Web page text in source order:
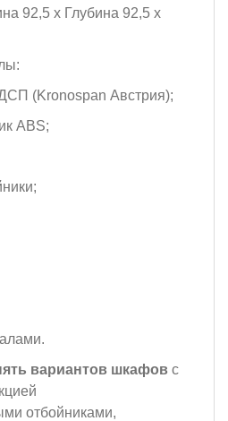
92,5 х Глубина 92,5 х
(Kronospan Австрия);
ABS;
вариантов шкафов с
отбойниками,